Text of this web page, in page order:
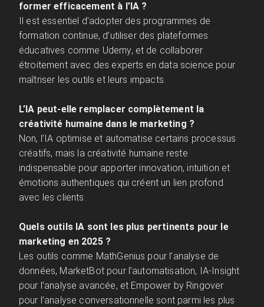
former efficacement à l’IA ?
Il est essentiel d’adopter des programmes de
formation continue, d’utiliser des plateformes
éducatives comme Udemy, et de collaborer
étroitement avec des experts en data science pour
maîtriser les outils et leurs impacts.
L’IA peut-elle remplacer complètement la
créativité humaine dans le marketing ?
Non, l’IA optimise et automatise certains processus
créatifs, mais la créativité humaine reste
indispensable pour apporter innovation, intuition et
émotions authentiques qui créent un lien profond
avec les clients.
Quels outils IA sont les plus pertinents pour le
marketing en 2025 ?
Les outils comme MathGenius pour l’analyse de
données, MarketBot pour l’automatisation, IA-Insight
pour l’analyse avancée, et Empower by Ringover
pour l’analyse conversationnelle sont parmi les plus